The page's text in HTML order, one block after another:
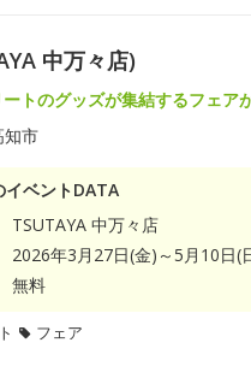
中万々店)
トのグッズが集結するフェア
知市
イベントDATA
TSUTAYA 中万々店
2026年3月27日(金)～5月10日(
無料
フェア